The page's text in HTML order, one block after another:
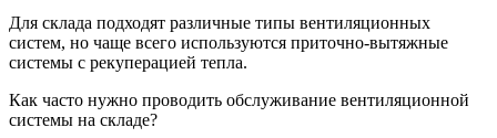
Для склада подходят различные типы вентиляционных
систем, но чаще всего используются приточно-вытяжные
системы с рекуперацией тепла.
Как часто нужно проводить обслуживание вентиляционной
системы на складе?